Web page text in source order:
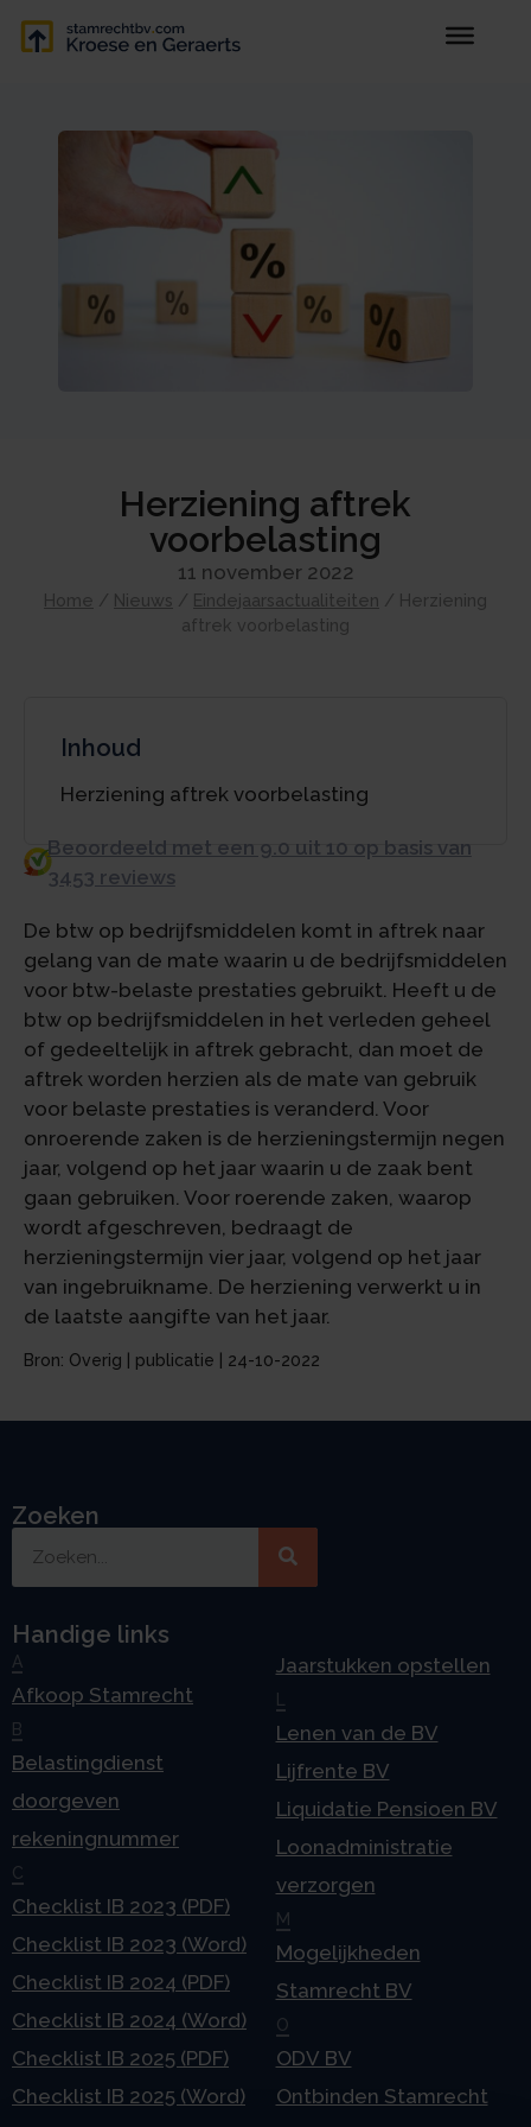
Herziening aftrek
voorbelasting
11 november 2022
Home / Nieuws / Eindejaarsactualiteiten / Herziening
aftrek voorbelasting
Inhoud
Herziening aftrek voorbelasting
Beoordeeld met een 9.0 uit 10 op basis van
3453 reviews
De btw op bedrijfsmiddelen komt in aftrek naar
gelang van de mate waarin u de bedrijfsmiddelen
voor btw-belaste prestaties gebruikt. Heeft u de
btw op bedrijfsmiddelen in het verleden geheel
of gedeeltelijk in aftrek gebracht, dan moet de
aftrek worden herzien als de mate van gebruik
voor belaste prestaties is veranderd. Voor
onroerende zaken is de herzieningstermijn negen
jaar, volgend op het jaar waarin u de zaak bent
gaan gebruiken. Voor roerende zaken, waarop
wordt afgeschreven, bedraagt de
herzieningstermijn vier jaar, volgend op het jaar
van ingebruikname. De herziening verwerkt u in
de laatste aangifte van het jaar.
Bron: Overig | publicatie | 24-10-2022
Zoeken
Handige links
A
Afkoop Stamrecht
B
Belastingdienst
doorgeven
rekeningnummer
C
Checklist IB 2023 (PDF)
Checklist IB 2023 (Word)
Checklist IB 2024 (PDF)
Checklist IB 2024 (Word)
Checklist IB 2025 (PDF)
Checklist IB 2025 (Word)
Jaarstukken opstellen
Lenen van de BV
Lijfrente BV
Liquidatie Pensioen BV
Loonadministratie
verzorgen
M
Mogelijkheden
Stamrecht BV
O
ODV BV
Ontbinden Stamrecht